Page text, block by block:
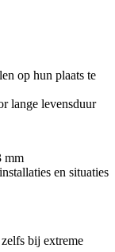
op hun plaats te
lange levensduur
mm
en situaties
bij extreme